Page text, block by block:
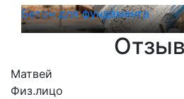
Бетон для фундамента
Матвей
Физ.лицо